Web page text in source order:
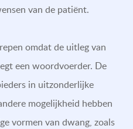
van de patiënt.
omdat de uitleg van
een woordvoerder. De
in uitzonderlijke
mogelijkheid hebben
vormen van dwang, zoals